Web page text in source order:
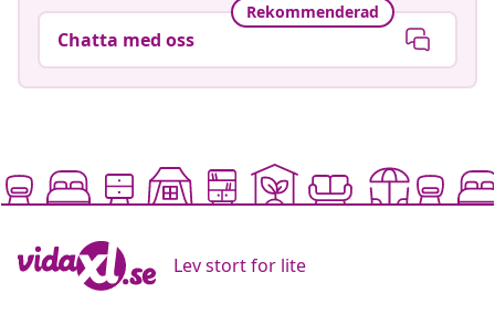
Rekommenderad
Chatta med oss
Lev stort for lite